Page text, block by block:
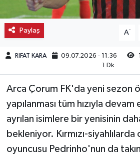
Paylaş A-
RIFAT KARA 09.07.2026 - 11:36
1 Dk
Arca Çorum FK'da yeni sezon
yapılanması tüm hızıyla
ayrılan isimlere bir yenisinin
bekleniyor. Kırmızı-
oyuncusu Pedrinho'nun da
Kargı
Oğuzlar
Ortaköy
Osmancık